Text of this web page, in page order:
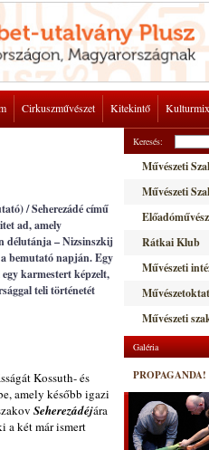
Cirkuszművészet Kitekintő Kulturmix
/ Seherezádé című
ad, amely
délutánja – Nizsinszkij
bemutató napján. Egy
karmestert képzelt,
teli történetét
Kossuth- és
amely később igazi
Seherezádéjára
a két már ismert
Keresés:
Művészeti
Művészeti
Rátkai Klub
Művészeti
Művészeti
Galéria
PROPAGANDA!